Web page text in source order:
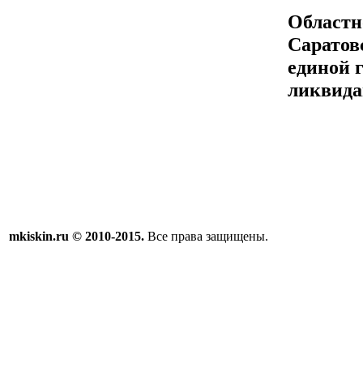
единой
mkiskin.ru © 2010-2015. Все права защищены.